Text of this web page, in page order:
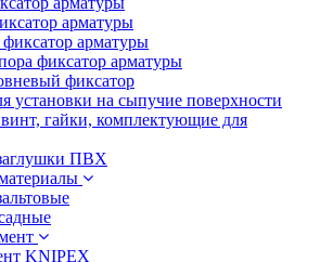
арматуры
арматуры
фиксатор арматуры
фиксатор
установки на сыпучие поверхности
гайки, комплектующие для
ПВХ
KNIPEX